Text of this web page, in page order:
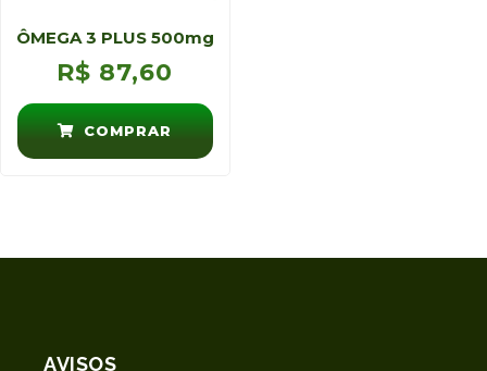
ÔMEGA 3 PLUS 500mg
R$ 87,60
COMPRAR
AVISOS